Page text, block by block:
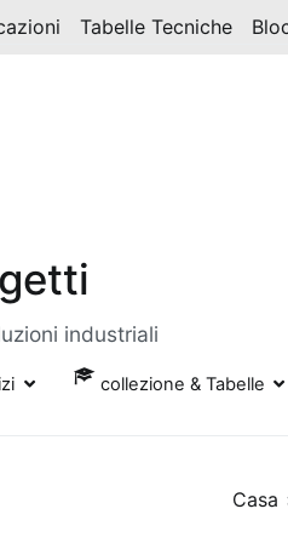
Tabelle Tecniche
industriali
collezione & Tabelle
Casa